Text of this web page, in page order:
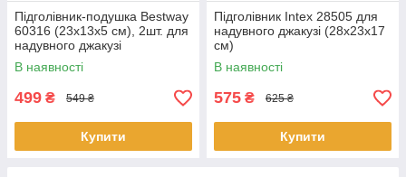
Підголівник-подушка Bestway
60316 (23х13х5 см), 2шт. для
надувного джакузі
В наявності
499 ₴ 549 ₴
Купити
Підголівник Intex 28505 для
надувного джакузі (28х23х17
см)
В наявності
575 ₴ 625 ₴
Купити